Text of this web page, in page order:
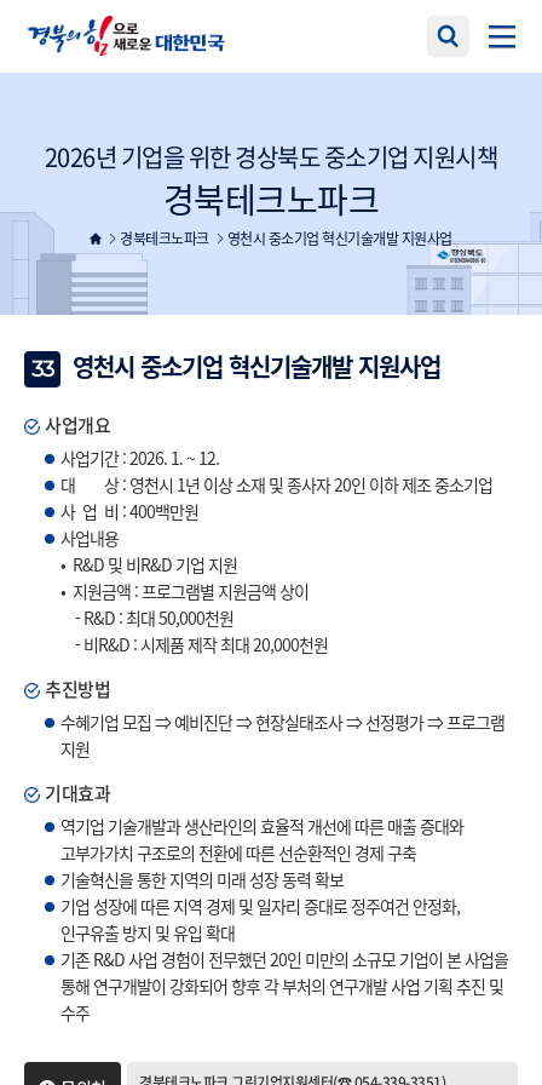
2026년 기업을 위한 경상북도 중소기업 지원시책
경북테크노파크
경북테크노파크 영천시 중소기업 혁신기술개발 지원사업
33 영천시 중소기업 혁신기술개발 지원사업
사업개요
사업기간 : 2026. 1. ~ 12.
대 상 : 영천시 1년 이상 소재 및 종사자 20인 이하 제조 중소기업
사 업 비 : 400백만원
사업내용
• R&D 및 비R&D 기업 지원
• 지원금액 : 프로그램별 지원금액 상이
- R&D : 최대 50,000천원
- 비R&D : 시제품 제작 최대 20,000천원
추진방법
수혜기업 모집 ⇒ 예비진단 ⇒ 현장실태조사 ⇒ 선정평가 ⇒ 프로그램
지원
기대효과
역기업 기술개발과 생산라인의 효율적 개선에 따른 매출 증대와
고부가가치 구조로의 전환에 따른 선순환적인 경제 구축
기술혁신을 통한 지역의 미래 성장 동력 확보
기업 성장에 따른 지역 경제 및 일자리 증대로 정주여건 안정화,
인구유출 방지 및 유입 확대
기존 R&D 사업 경험이 전무했던 20인 미만의 소규모 기업이 본 사업을
통해 연구개발이 강화되어 향후 각 부처의 연구개발 사업 기획 추진 및
수주